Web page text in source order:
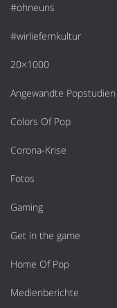
#ohneuns
#wirliefernkultur
20×1000
Angewandte Popstudien
Colors Of Pop
Corona-Krise
Fotos
Gaming
Get in the game
Home Of Pop
Medienberichte